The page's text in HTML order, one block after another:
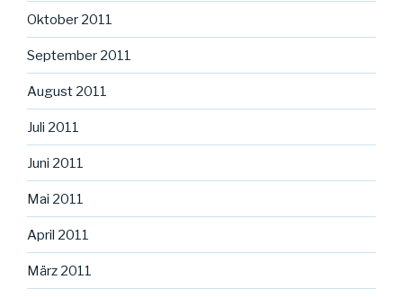
Oktober 2011
September 2011
August 2011
Juli 2011
Juni 2011
Mai 2011
April 2011
März 2011